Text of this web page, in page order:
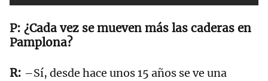
¿Cada vez se mueven más las caderas en
Pamplona?
–Sí, desde hace unos 15 años se ve una